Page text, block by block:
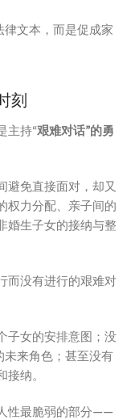
文本，而是促成家
刻
主持“艰难对话”的勇
避免直接面对，却又
权力分配、亲子间的
婚生子女的接纳与整
而没有进行的艰难对
子女的安排意图；没
来角色；甚至没有
纳。
性最脆弱的部分——